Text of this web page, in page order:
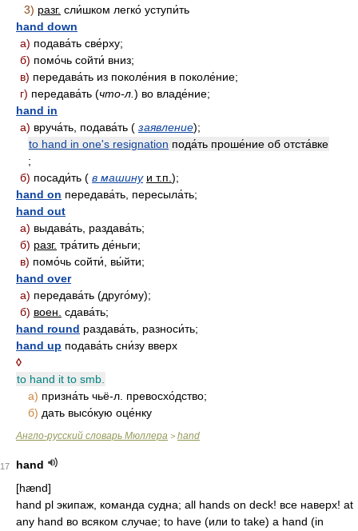
3) разг. сли́шком легко́ уступи́ть
hand down
а) подава́ть све́рху;
б) помо́чь сойти́ вниз;
в) передава́ть из поколе́ния в поколе́ние;
г) передава́ть (что-л. ) во владе́ние;
hand in
а) вруча́ть, подава́ть ( заявление);
to hand in one's resignation пода́ть проше́ние об отста́вке
;
б) посади́ть ( в машину и т.п. );
hand on передава́ть, пересыла́ть;
hand out
а) выдава́ть, раздава́ть;
б) разг. тра́тить де́ньги;
в) помо́чь сойти́, вы́йти;
hand over
а) передава́ть (друго́му);
б) воен. сдава́ть;
hand round раздава́ть, разноси́ть;
hand up подава́ть сни́зу вверх
◊
to hand it to smb.
а) призна́ть чьё-л. превосхо́дство;
б) дать высо́кую оце́нку
Англо-русский словарь Мюллера > hand
17
hand
[hænd]
hand pl экипаж, команда судна; all hands on deck! все наверх! at
any hand во всяком случае; to have (или to take) a hand (in